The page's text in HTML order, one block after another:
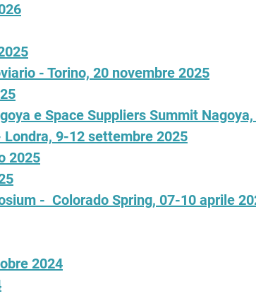
- Torino, 20 novembre 2025
e Space Suppliers Summit
9-12 settembre 2025
2025
- Colorado Spring, 07-10 aprile
2024